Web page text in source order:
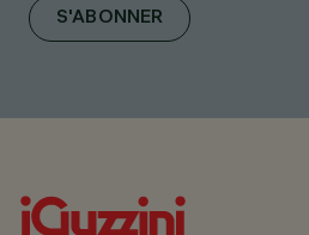
S'ABONNER